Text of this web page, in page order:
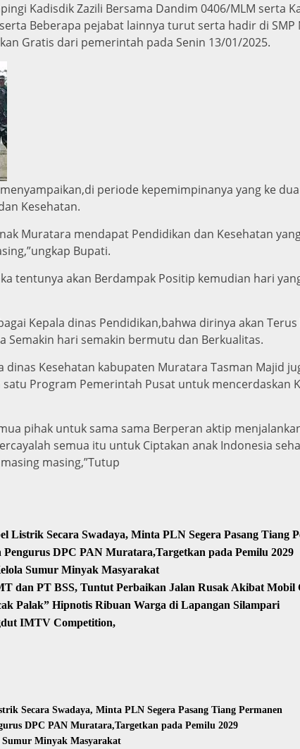
Kadisdik Zazili Bersama Dandim 0406/MLM serta
Beberapa pejabat lainnya turut serta hadir di
Gratis dari pemerintah pada Senin 13/01/2025.
periode kepemimpinanya yang ke
Kesehatan.
Muratara mendapat Pendidikan dan Kesehatan
Bupati.
tentunya akan Berdampak Positip kemudian hari
Kepala dinas Pendidikan,bahwa dirinya akan
Semakin hari semakin bermutu dan Berkualitas.
dinas Kesehatan kabupaten Muratara Tasman Majid
Program Pemerintah Pusat untuk mencerdaskan
pihak untuk sama sama Berperan aktip
semua itu untuk Ciptakan anak Indonesia
masing,”Tutup
Listrik Secara Swadaya, Minta PLN Segera Pasang Tiang
DPC PAN Muratara,Targetkan pada Pemilu 2029
Sumur Minyak Masyarakat
dan PT BSS, Tuntut Perbaikan Jalan Rusak Akibat Mobil
Palak” Hipnotis Ribuan Warga di Lapangan Silampari
IMTV Competition,
Secara Swadaya, Minta PLN Segera Pasang Tiang Permanen
DPC PAN Muratara,Targetkan pada Pemilu 2029
Minyak Masyarakat